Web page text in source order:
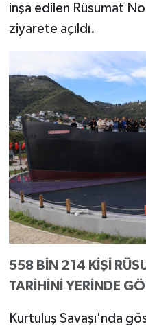
inşa edilen Rüsumat
ziyarete açıldı.
558 BİN 214 KİŞİ
TARİHİNİ YERİNDE
Kurtuluş Savaşı'nda